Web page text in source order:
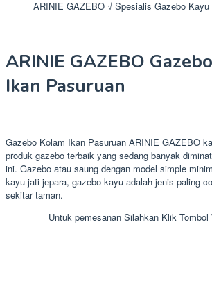
ARINIE GAZEBO √ Spesialis Gazebo Kayu
ARINIE GAZEBO
Ikan Pasuruan
Gazebo Kolam Ikan Pasuruan ARINIE GAZEBO
produk gazebo terbaik yang sedang banyak
ini. Gazebo atau saung dengan model simple
kayu jati jepara, gazebo kayu adalah jenis paling
sekitar taman.
Untuk pemesanan Silahkan Klik Tombol